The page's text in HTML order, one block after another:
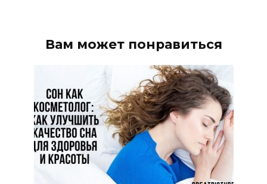
Вам может понравиться